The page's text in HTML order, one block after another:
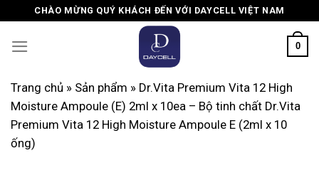
content
CHÀO MỪNG QUÝ KHÁCH ĐẾN VỚI DAYCELL VIỆT NAM
0
Trang chủ » Sản phẩm » Dr.Vita Premium Vita 12 High
Moisture Ampoule (E) 2ml x 10ea – Bộ tinh chất Dr.Vita
Premium Vita 12 High Moisture Ampoule E (2ml x 10
ống)